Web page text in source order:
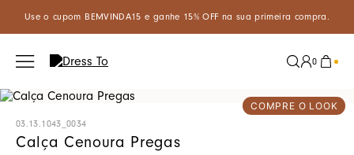
e ganhe 15% OFF na sua primeira compra. Aproveite um
0
COMPRE O LOOK
03.13.1043_0034
Calça Cenoura Pregas